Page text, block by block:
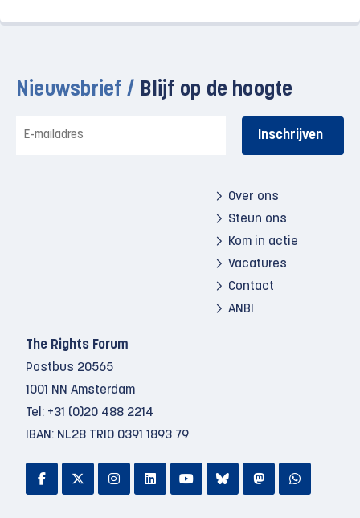
Nieuwsbrief / Blijf op de hoogte
mailadres
Over ons
Steun ons
Kom in actie
Vacatures
Contact
ANBI
The Rights Forum
Postbus 20565
1001 NN Amsterdam
Tel: +31 (0)20 488 2214
IBAN: NL28 TRIO 0391 1893 79